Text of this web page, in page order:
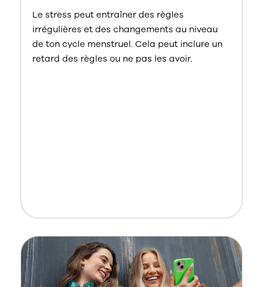
Le stress peut entraîner des règles
irrégulières et des changements au niveau
de ton cycle menstruel. Cela peut inclure un
retard des règles ou ne pas les avoir.